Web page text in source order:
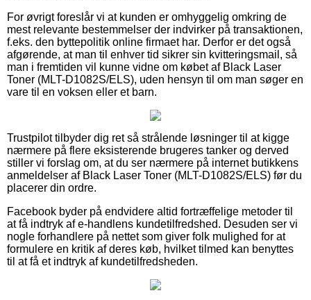
For øvrigt foreslår vi at kunden er omhyggelig omkring de
mest relevante bestemmelser der indvirker på transaktionen,
f.eks. den byttepolitik online firmaet har. Derfor er det også
afgørende, at man til enhver tid sikrer sin kvitteringsmail, så
man i fremtiden vil kunne vidne om købet af Black Laser
Toner (MLT-D1082S/ELS), uden hensyn til om man søger en
vare til en voksen eller et barn.
Trustpilot tilbyder dig ret så strålende løsninger til at kigge
nærmere på flere eksisterende brugeres tanker og derved
stiller vi forslag om, at du ser nærmere på internet butikkens
anmeldelser af Black Laser Toner (MLT-D1082S/ELS) før du
placerer din ordre.
Facebook byder på endvidere altid fortræffelige metoder til
at få indtryk af e-handlens kundetilfredshed. Desuden ser vi
nogle forhandlere på nettet som giver folk mulighed for at
formulere en kritik af deres køb, hvilket tilmed kan benyttes
til at få et indtryk af kundetilfredsheden.